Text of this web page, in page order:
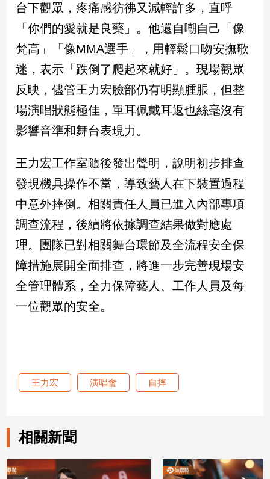
南
台
灣
觀
點
娛
樂
樂
星
聞
流
行/
尚
追
星
築/
室
計
遊/
美
台下觀眾，疼痛感彷彿又減輕許多，直呼
「你們的愛就是良藥」。他還自嘲自己「像
梵高」「像MMA選手」，用輕鬆口吻安撫歌
迷，表示「跌倒了爬起來就好」。現場觀眾
反映，儘管王力宏臉部仍有明顯腫脹，但整
場演唱狀態極佳，單耳佩戴耳返也絲毫沒有
影響音準和舞台表現力。
王力宏工作室隨後發出聲明，說明初步排查
發現機具操作不當，導致藝人在下裝置過程
中意外摔倒。相關責任人員已進入內部專項
調查流程，後續將依據調查結果做對應處
理。團隊已對相關舞台環節及全流程安全保
障措施展開全面排查，將進一步完善現場安
全管理體系，全力保障藝人、工作人員及每
一位觀眾的安全。
王力宏 演唱會 自摔
相關新聞